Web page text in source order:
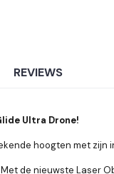
REVIEWS
Ultra Drone!
hoogten met
de nieuwste Laser